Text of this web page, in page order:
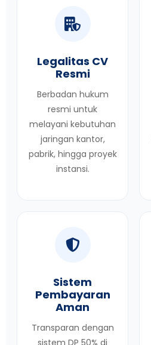
Legalitas CV
Resmi
Berbadan hukum
resmi untuk
melayani kebutuhan
jaringan kantor,
pabrik, hingga proyek
instansi.
Sistem
Pembayaran
Aman
Transparan dengan
sistem DP 50% di